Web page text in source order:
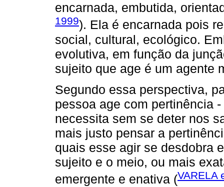
encarnada, embutida,
1999). Ela é encarnada pois
social, cultural, ecológico.
evolutiva, em função da
sujeito que age é um agente
Segundo essa perspectiva,
pessoa age com pertinência
necessita sem se deter nos
mais justo pensar a
quais esse agir se desdobra
sujeito e o meio, ou mais
emergente e enativa (VARELA